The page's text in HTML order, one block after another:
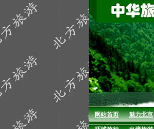
网站首页 魅力北京